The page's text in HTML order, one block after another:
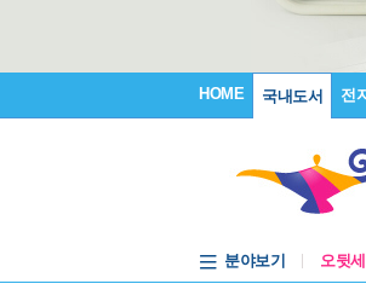
HOME 국내도서 전
분야보기 오뒷